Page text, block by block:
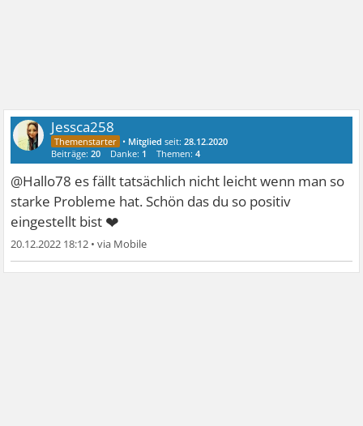
Jessca258
• Mitglied seit:28.12.2020
Beiträge:20 Danke: 1 Themen:4
@Hallo78 es fällt tatsächlich nicht leicht wenn man so
starke Probleme hat. Schön das du so positiv
eingestellt bist ❤
20.12.2022 18:12 •